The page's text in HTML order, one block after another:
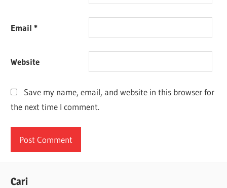
Email*
Website
Save my name, email, and website in this browser for
the next time I comment.
Cari